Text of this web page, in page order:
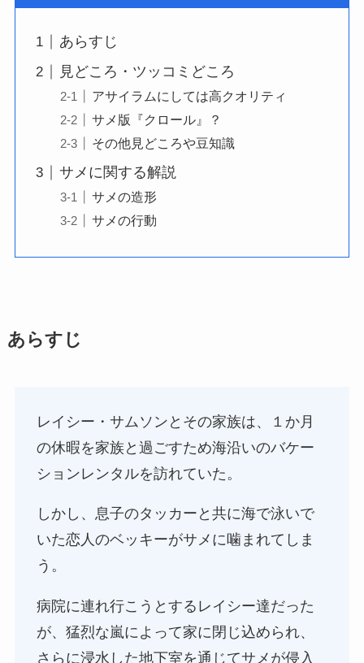
あらすじ
見どころ・ツッコミどころ
アサイラムにしては高クオリティ
サメ版『クロール』？
その他見どころや豆知識
サメに関する解説
サメの造形
サメの行動
あらすじ
レイシー・サムソンとその家族は、１か月
の休暇を家族と過ごすため海沿いのバケー
ションレンタルを訪れていた。
しかし、息子のタッカーと共に海で泳いで
いた恋人のベッキーがサメに噛まれてしま
う。
病院に連れ行こうとするレイシー達だった
が、猛烈な嵐によって家に閉じ込められ、
さらに浸水した地下室を通じてサメが侵入